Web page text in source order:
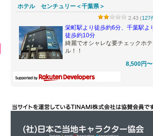
ホテル センチュリー＜千葉県＞
2.43 (127
栄町駅より徒歩約6分、千葉駅よ
徒歩約10分
綺麗でオシャレな要チェックホテ
ル！！
8,500円〜